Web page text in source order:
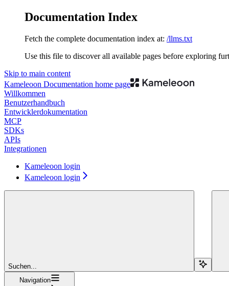
Documentation Index
Fetch the complete documentation index at: /llms.txt
Use this file to discover all available pages before exploring
Skip to main content
Kameleoon Documentation home page
Willkommen
Benutzerhandbuch
Entwicklerdokumentation
MCP
SDKs
APIs
Integrationen
Kameleoon login
Kameleoon login
Suchen...
Navigation